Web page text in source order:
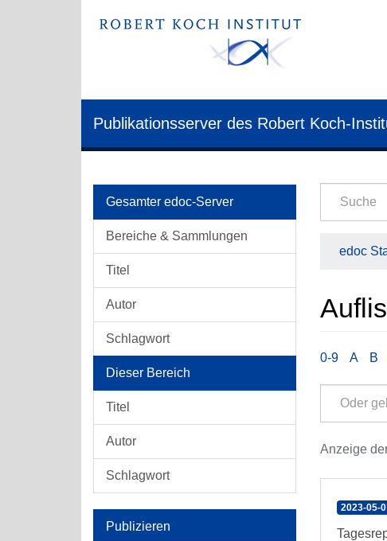
Publikationsserver des Robert Koch-
Gesamter edoc-Server
Bereiche & Sammlungen
Titel
Autor
Schlagwort
Dieser Bereich
Titel
Autor
Schlagwort
Publizieren
edoc
0-9 A B
Anzeige
2023-05-